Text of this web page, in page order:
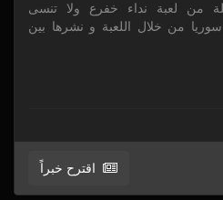
من لعبة نداء خفرع ولا تنسى
من خلال اللعبة و نشرها بين
اقترح خبراً